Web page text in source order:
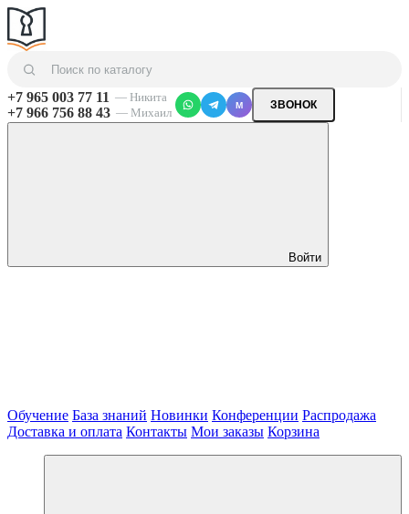
+7 965 003 77 11 — Никита
+7 966 756 88 43 — Михаил
M ЗВОНОК
Войти
Обучение База знаний Новинки Конференции Распродажа
Доставка и оплата Контакты Мои заказы Корзина